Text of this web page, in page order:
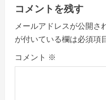
i
g
a
コメントを残す
メールアドレスが公開さ
が付いている欄は必須項
コメント ※